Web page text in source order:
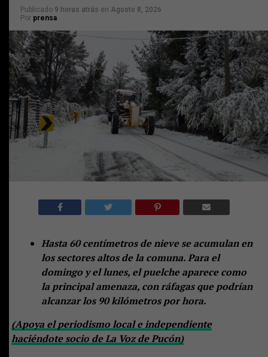
Publicado 9 horas atrás en Agosto 8, 2026
Por prensa
Hasta 60 centímetros de nieve se acumulan en
los sectores altos de la comuna. Para el
domingo y el lunes, el puelche aparece como
la principal amenaza, con ráfagas que podrían
alcanzar los 90 kilómetros por hora.
(Apoya el periodismo local e independiente
haciéndote socio de La Voz de Pucón)